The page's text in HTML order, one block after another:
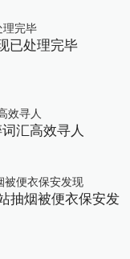
已处理完毕
汇高效寻人
抽烟被便衣保安发